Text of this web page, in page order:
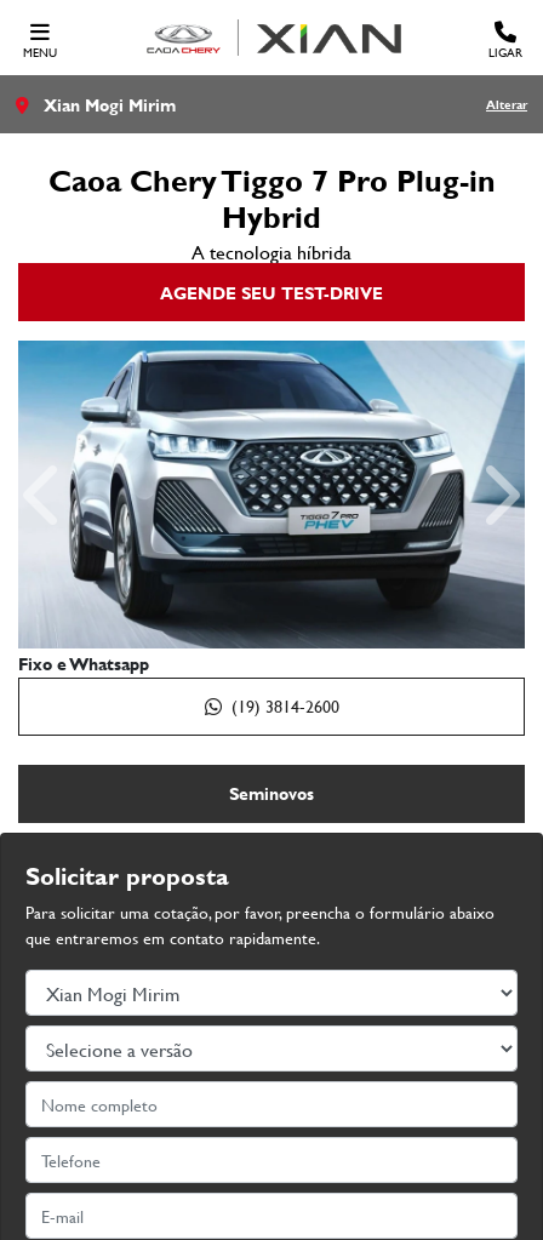
MENU LIGAR
Xian Mogi Mirim Alterar
Caoa CheryTiggo 7 Pro Plug-in
Hybrid
A tecnologia híbrida
AGENDE SEU TEST-DRIVE
Solicitar proposta
Para solicitar uma cotação, por favor, preencha o formulário abaixo
que entraremos em contato rapidamente.
Anterior
Fixo e Whatsapp
(19) 3814-2600
Seminovos